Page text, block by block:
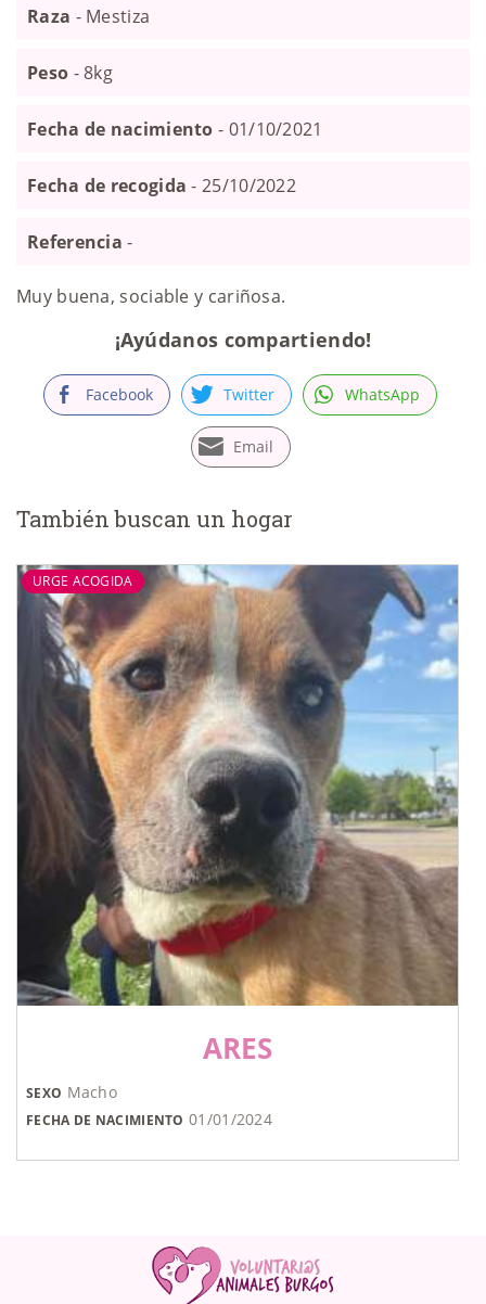
Raza - Mestiza
Peso - 8kg
Fecha de nacimiento - 01/10/2021
Fecha de recogida - 25/10/2022
Referencia -
Muy buena, sociable y cariñosa.
¡Ayúdanos compartiendo!
Facebook Twitter WhatsApp
Email
También buscan un hogar
URGE ACOGIDA
ARES
SEXO Macho
FECHA DE NACIMIENTO 01/01/2024